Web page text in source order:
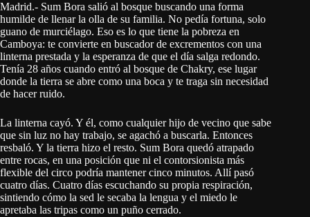
Madrid.- Sum Bora salió al bosque buscando una forma
humilde de llenar la olla de su familia. No pedía fortuna, solo
guano de murciélago. Eso es lo que tiene la pobreza en
Camboya: te convierte en buscador de excrementos con una
linterna prestada y la esperanza de que el día salga redondo.
Tenía 28 años cuando entró al bosque de Chakry, ese lugar
donde la tierra se abre como una boca y te traga sin necesidad
de hacer ruido.
La linterna cayó. Y él, como cualquier hijo de vecino que sabe
que sin luz no hay trabajo, se agachó a buscarla. Entonces
resbaló. Y la tierra hizo el resto. Sum Bora quedó atrapado
entre rocas, en una posición que ni el contorsionista más
flexible del circo podría mantener cinco minutos. Allí pasó
cuatro días. Cuatro días escuchando su propia respiración,
sintiendo cómo la sed le secaba la lengua y el miedo le
apretaba las tripas como un puño cerrado.